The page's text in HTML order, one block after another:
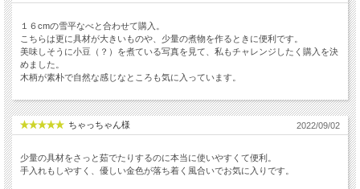
１６cmの雪平なべと合わせて購入。
こちらは更に具材が大きいものや、少量の煮物を作るときに便利です。
美味しそうに小豆（？）を煮ている写真を見て、私もチャレンジしたく購入を決
めました。
木柄が素朴で自然な感じなところも気に入っています。
ちゃっちゃん様 2022/09/02
少量の具材をさっと茹でたりするのに本当に使いやすくて便利。
手入れもしやすく、優しい金色が落ち着く風合いでお気に入りです。